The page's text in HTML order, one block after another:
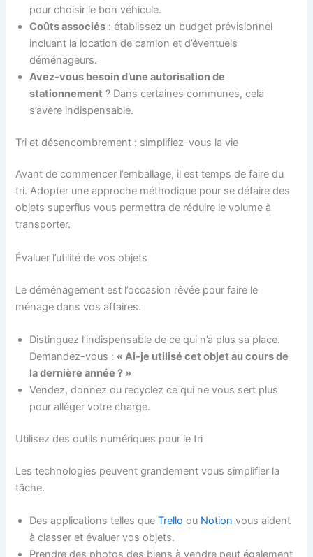
pour choisir le bon véhicule.
Coûts associés : établissez un budget prévisionnel
incluant la location de camion et d’éventuels
déménageurs.
Avez-vous besoin d’une autorisation de
stationnement ? Dans certaines communes, cela
s’avère indispensable.
Tri et désencombrement : simplifiez-vous la vie
Avant de commencer l’emballage, il est temps de faire du
tri. Adopter une approche méthodique pour se défaire des
objets superflus vous permettra de réduire le volume à
transporter.
Évaluer l’utilité de vos objets
Le déménagement est l’occasion rêvée pour faire le
ménage dans vos affaires.
Distinguez l’indispensable de ce qui n’a plus sa place.
Demandez-vous : « Ai-je utilisé cet objet au cours de
la dernière année ? »
Vendez, donnez ou recyclez ce qui ne vous sert plus
pour alléger votre charge.
Utilisez des outils numériques pour le tri
Les technologies peuvent grandement vous simplifier la
tâche.
Des applications telles queTrello ou Notion vous aident
à classer et évaluer vos objets.
Prendre des photos des biens à vendre peut également